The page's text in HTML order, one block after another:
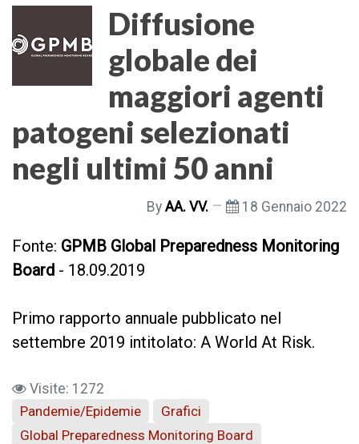
Diffusione
globale dei
maggiori agenti
patogeni selezionati
negli ultimi 50 anni
By AA. VV. 18 Gennaio 2022
Fonte: GPMB Global Preparedness Monitoring
Board - 18.09.2019
Primo rapporto annuale pubblicato nel
settembre 2019 intitolato: A World At Risk.
Visite: 1272
Pandemie/Epidemie
Grafici
Global Preparedness Monitoring Board